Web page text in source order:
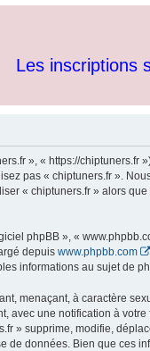
Les inscriptions
», « https://
pas « chiptuners.fr ».
« chiptuners.fr » alors
phpBB », «
depuis www.phpbb.com
informations au sujet de
menaçant, à caractère
une notification à
» supprime, modifie,
données. Bien que ces